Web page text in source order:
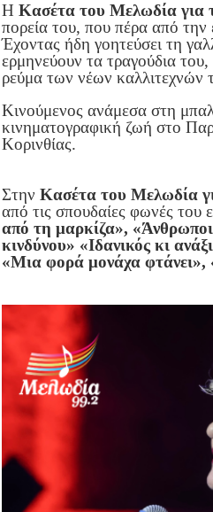
Η Κασέτα του Μελωδία για
πορεία του, που πέρα από την
Έχοντας ήδη γοητεύσει τη
ερμηνεύουν τα τραγούδια
ρεύμα των νέων καλλιτεχνών
Κινούμενος ανάμεσα στη
κινηματογραφική ζωή στο
Κορινθίας.
Στην Κασέτα του Μελωδία
από τις σπουδαίες φωνές του
από τη μαρκίζα»,
κινδύνου» «Ιδανικός κι
«Μια φορά μονάχα φτάνει»,